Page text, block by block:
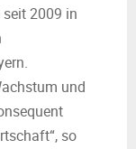
2009 in
und
so